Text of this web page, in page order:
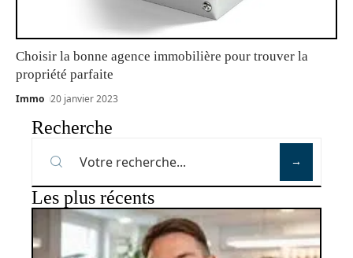
Choisir la bonne agence immobilière pour trouver la
propriété parfaite
Immo 20 janvier 2023
Recherche
Les plus récents